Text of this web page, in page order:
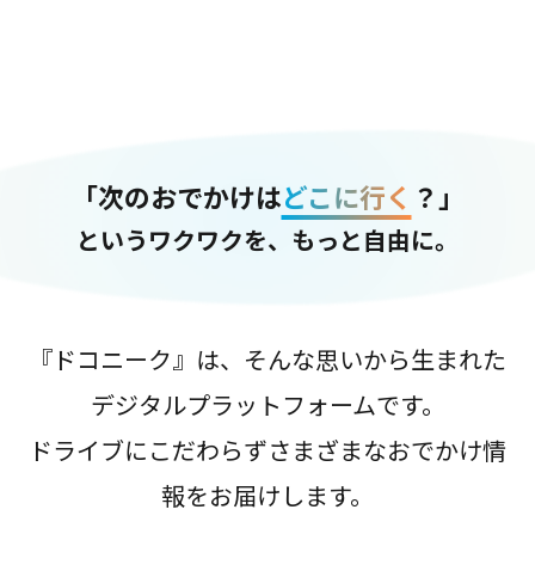
「次のおでかけはどこに行く ？」
というワクワクを、もっと自由に。
『ドコニーク』は、そんな思いから生まれた
デジタルプラットフォームです。
ドライブにこだわらずさまざまなおでかけ情
報をお届けします。